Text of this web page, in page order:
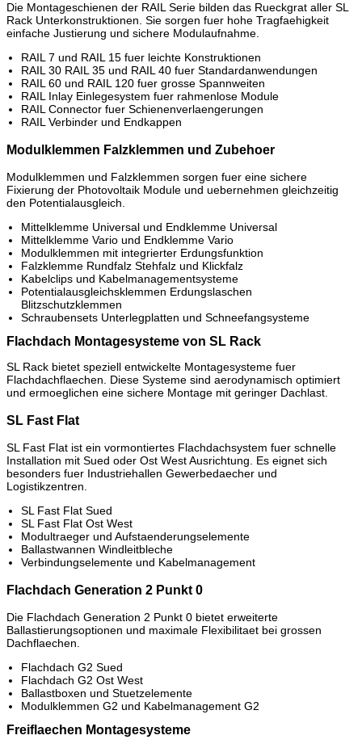
Die Montageschienen der RAIL Serie bilden das Rueckgrat aller SL
Rack Unterkonstruktionen. Sie sorgen fuer hohe Tragfaehigkeit
einfache Justierung und sichere Modulaufnahme.
RAIL 7 und RAIL 15 fuer leichte Konstruktionen
RAIL 30 RAIL 35 und RAIL 40 fuer Standardanwendungen
RAIL 60 und RAIL 120 fuer grosse Spannweiten
RAIL Inlay Einlegesystem fuer rahmenlose Module
RAIL Connector fuer Schienenverlaengerungen
RAIL Verbinder und Endkappen
Modulklemmen Falzklemmen und Zubehoer
Modulklemmen und Falzklemmen sorgen fuer eine sichere
Fixierung der Photovoltaik Module und uebernehmen gleichzeitig
den Potentialausgleich.
Mittelklemme Universal und Endklemme Universal
Mittelklemme Vario und Endklemme Vario
Modulklemmen mit integrierter Erdungsfunktion
Falzklemme Rundfalz Stehfalz und Klickfalz
Kabelclips und Kabelmanagementsysteme
Potentialausgleichsklemmen Erdungslaschen
Blitzschutzklemmen
Schraubensets Unterlegplatten und Schneefangsysteme
Flachdach Montagesysteme von SL Rack
SL Rack bietet speziell entwickelte Montagesysteme fuer
Flachdachflaechen. Diese Systeme sind aerodynamisch optimiert
und ermoeglichen eine sichere Montage mit geringer Dachlast.
SL Fast Flat
SL Fast Flat ist ein vormontiertes Flachdachsystem fuer schnelle
Installation mit Sued oder Ost West Ausrichtung. Es eignet sich
besonders fuer Industriehallen Gewerbedaecher und
Logistikzentren.
SL Fast Flat Sued
SL Fast Flat Ost West
Modultraeger und Aufstaenderungselemente
Ballastwannen Windleitbleche
Verbindungselemente und Kabelmanagement
Flachdach Generation 2 Punkt 0
Die Flachdach Generation 2 Punkt 0 bietet erweiterte
Ballastierungsoptionen und maximale Flexibilitaet bei grossen
Dachflaechen.
Flachdach G2 Sued
Flachdach G2 Ost West
Ballastboxen und Stuetzelemente
Modulklemmen G2 und Kabelmanagement G2
Freiflaechen Montagesysteme